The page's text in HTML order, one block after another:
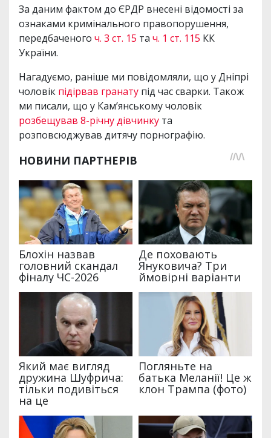
За даним фактом до ЄРДР внесені відомості за
ознаками кримінального правопорушення,
передбаченого ч. 3 ст. 15 та ч. 1 ст. 115 КК
України.
Нагадуємо, раніше ми повідомляли, що у Дніпрі
чоловік підірвав гранату під час сварки. Також
ми писали, що у Кам’янському чоловік
розбещував 8-річну дівчинку та
розповсюджував дитячу порнографію.